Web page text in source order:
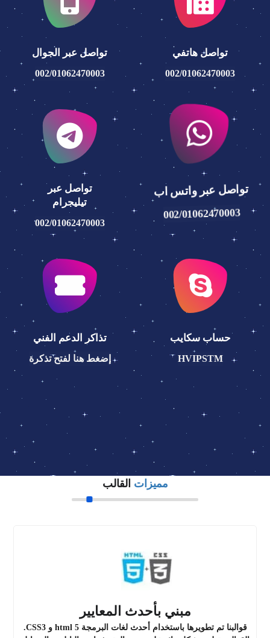
تواصل هاتفي
002/01062470003
تواصل عبر الجوال
002/01062470003
تواصل عبر واتس اب
002/01062470003
تواصل عبر
تيليجرام
002/01062470003
حساب سكايب
HVIPSTM
تذاكر الدعم الفني
إضغط هنا لفتح تذكرة
مميزات القالب
مبني بأحدث المعايير
قوالبنا تم تطويرها باستخدام أحدث لغات البرمجة html 5 و CSS3.